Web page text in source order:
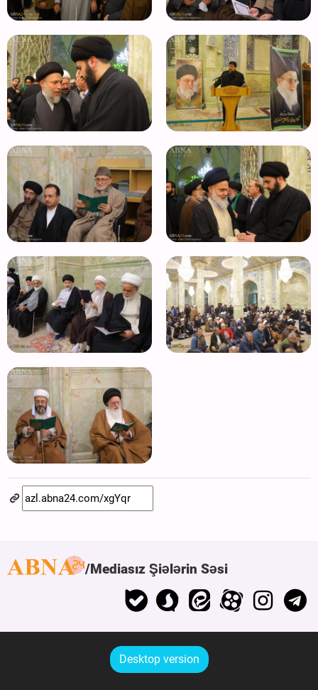
Mediasız Şiələrin Səsi
Desktop version